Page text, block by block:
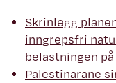
Skrinlegg
inngrepsfri
belastningen
Palestinarane